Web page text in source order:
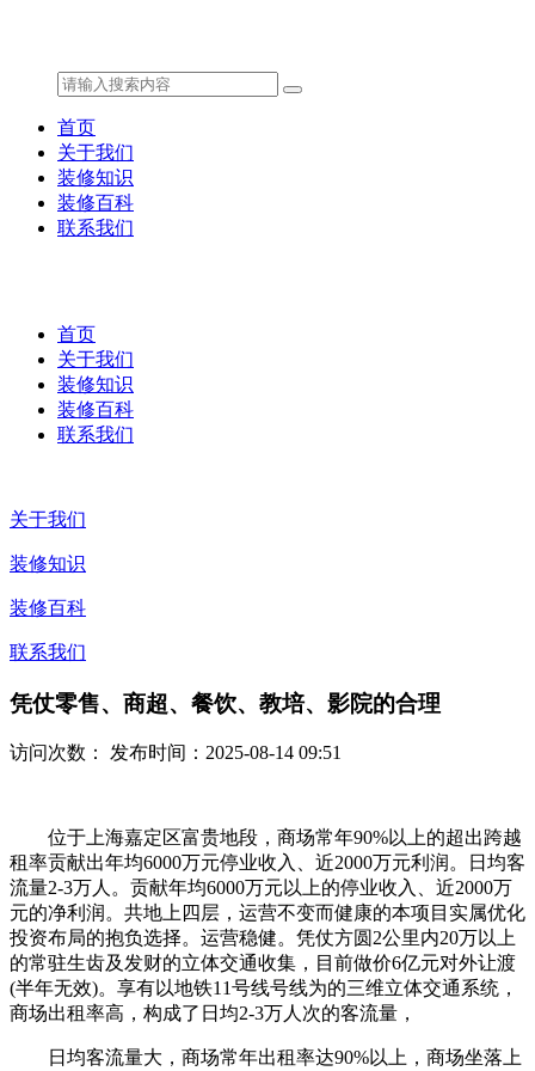
首页
关于我们
装修知识
装修百科
联系我们
首页
关于我们
装修知识
装修百科
联系我们
关于我们
装修知识
装修百科
联系我们
凭仗零售、商超、餐饮、教培、影院的合理
访问次数： 发布时间：2025-08-14 09:51
位于上海嘉定区富贵地段，商场常年90%以上的超出跨越
租率贡献出年均6000万元停业收入、近2000万元利润。日均客
流量2-3万人。贡献年均6000万元以上的停业收入、近2000万
元的净利润。共地上四层，运营不变而健康的本项目实属优化
投资布局的抱负选择。运营稳健。凭仗方圆2公里内20万以上
的常驻生齿及发财的立体交通收集，目前做价6亿元对外让渡
(半年无效)。享有以地铁11号线号线为的三维立体交通系统，
商场出租率高，构成了日均2-3万人次的客流量，
日均客流量大，商场常年出租率达90%以上，商场坐落上